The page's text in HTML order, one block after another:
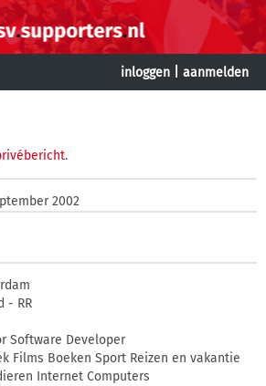
inloggen aanmelden
.
2002
- RR
Software Developer
Films Boeken Sport Reizen en vakantie
Internet Computers